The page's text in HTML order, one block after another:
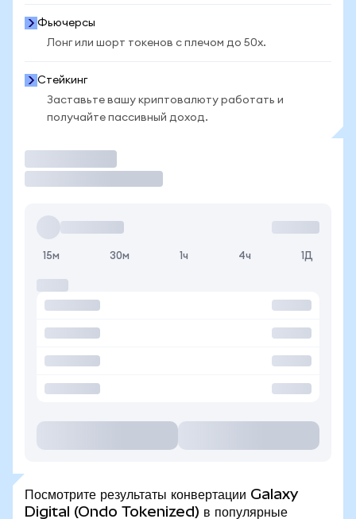
Фьючерсы
Лонг или шорт токенов с плечом до 50x.
Стейкинг
Заставьте вашу криптовалюту работать и
получайте пассивный доход.
15м 30м 1ч 4ч 1Д
Посмотрите результаты конвертации Galaxy
Digital (Ondo Tokenized) в популярные